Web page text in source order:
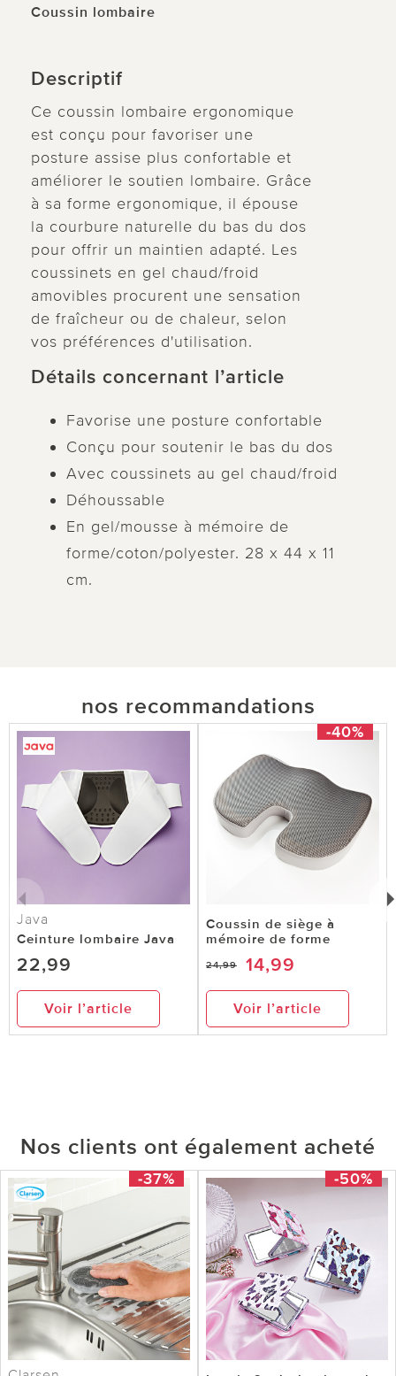
Coussin lombaire
Descriptif
Ce coussin lombaire ergonomique
est conçu pour favoriser une
posture assise plus confortable et
améliorer le soutien lombaire. Grâce
à sa forme ergonomique, il épouse
la courbure naturelle du bas du dos
pour offrir un maintien adapté. Les
coussinets en gel chaud/froid
amovibles procurent une sensation
de fraîcheur ou de chaleur, selon
vos préférences d'utilisation.
Détails concernant l’article
Favorise une posture confortable
Conçu pour soutenir le bas du dos
Avec coussinets au gel chaud/froid
Déhoussable
En gel/mousse à mémoire de
forme/coton/polyester. 28 x 44 x 11
cm.
nos recommandations
Java
Ceinture lombaire Java
22,99
Voir l’article
-40%
Coussin de siège à
mémoire de forme
24,99 14,99
Voir l’article
Nos clients ont également acheté
-37% -50%